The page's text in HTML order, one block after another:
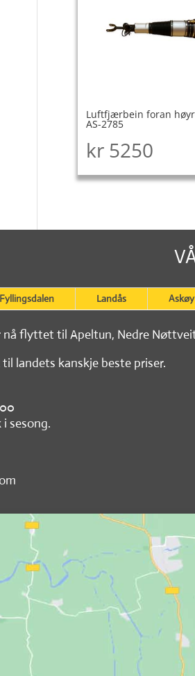
Luftfjærbein foran
AS-2785
kr5250
Fyllingsdalen Landås Askøy
flyttet til Apeltun, Nedre Nøttveit
landets kanskje beste priser.
sesong.